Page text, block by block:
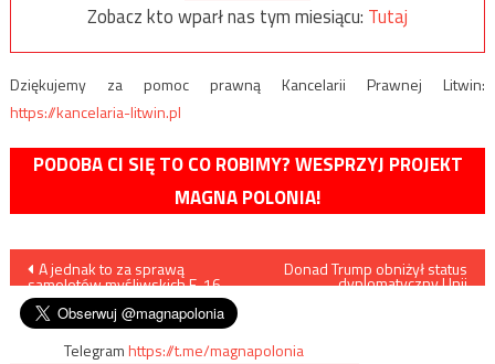
Zobacz kto wparł nas tym miesiącu: Tutaj
Dziękujemy za pomoc prawną Kancelarii Prawnej Litwin:
https://kancelaria-litwin.pl
PODOBA CI SIĘ TO CO ROBIMY? WESPRZYJ PROJEKT
MAGNA POLONIA!
Nawigacja
wpisu
A jednak to za sprawą
samolotów myśliwskich F-16
Donad Trump obniżył status
dyplomatyczny Unii
Telegramhttps://t.me/magnapolonia